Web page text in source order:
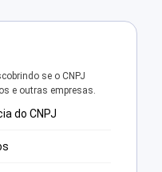
se o CNPJ
e outras empresas.
do CNPJ